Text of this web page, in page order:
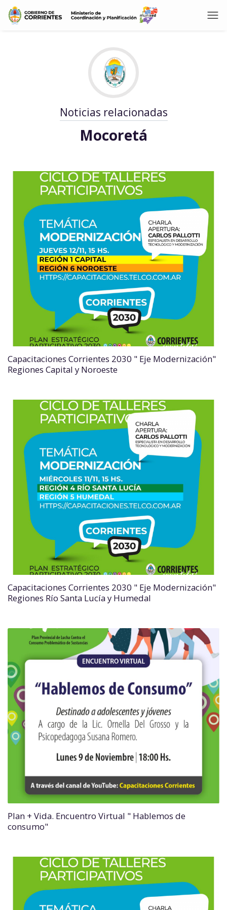
Noticias relacionadas
Mocoretá
Capacitaciones Corrientes 2030 " Eje Modernización"
Regiones Capital y Noroeste
Capacitaciones Corrientes 2030 " Eje Modernización"
Regiones Río Santa Lucía y Humedal
Plan + Vida. Encuentro Virtual " Hablemos de
consumo"